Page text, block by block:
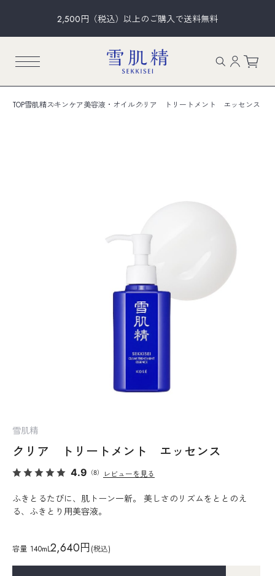
2,500円（税込）以上のご購入で送料無料
TOP雪肌精スキンケア美容液・オイルクリア トリートメント エッセンス
雪肌精
クリア トリートメント エッセンス
4.9 （8） レビューを見る
ふきとるたびに、肌トーン一新。 美しさのリズムをととのえ
る、ふきとり用美容液。
容量 140mL2,640円(税込)